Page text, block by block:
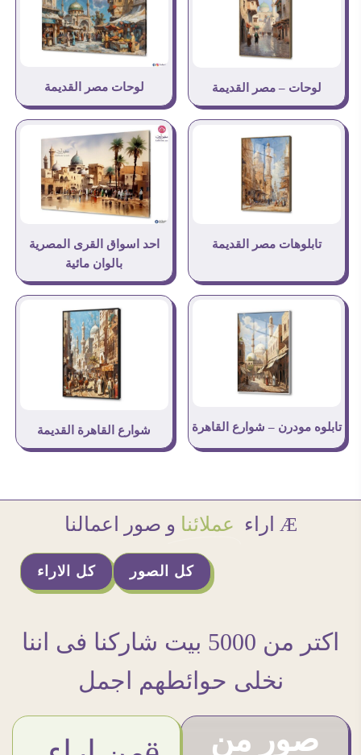
لوحات – مصر القديمة لوحات مصر القديمة
تابلوهات مصر القديمة
احد اسواق القرى المصرية
بالوان مائية
تابلوه مودرن – شوارع القاهرة شوارع القاهرة القديمة
Æ اراء عملائنا و صور اعمالنا
كل الاراء كل الصور
اكتر من 5000 بيت شاركنا فى اننا
نخلى حوائطهم اجمل
صور من